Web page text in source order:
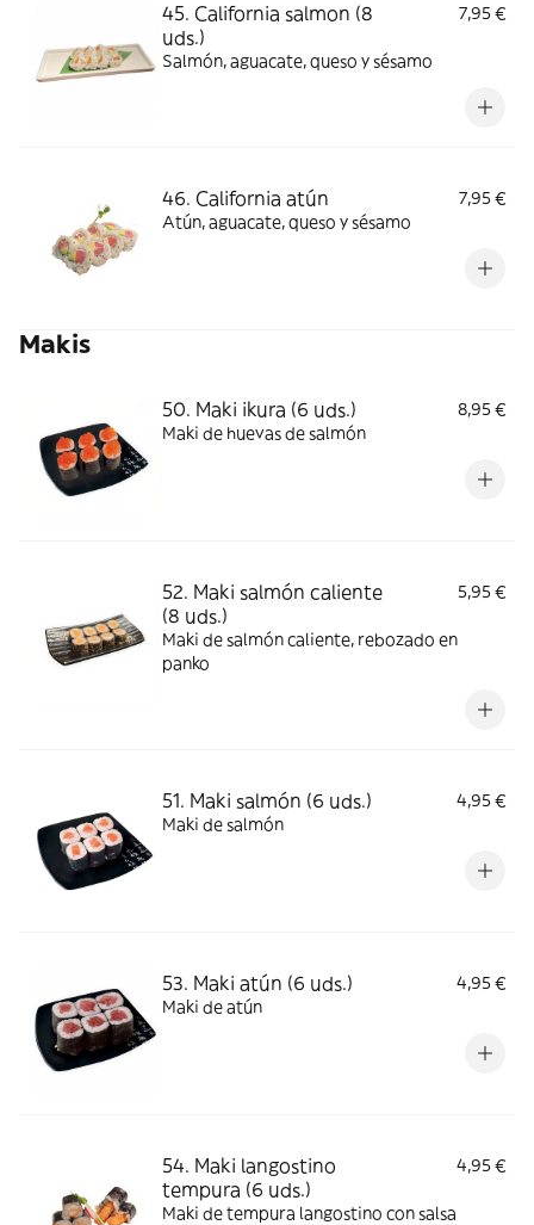
45. California salmon (8
uds.)
7,95 €
Salmón, aguacate, queso y sésamo
46. California atún
7,95 €
Atún, aguacate, queso y sésamo
Makis
50. Maki ikura (6 uds.)
8,95 €
Maki de huevas de salmón
52. Maki salmón caliente
(8 uds.)
5,95 €
Maki de salmón caliente, rebozado en
panko
51. Maki salmón (6 uds.)
4,95 €
Maki de salmón
53. Maki atún (6 uds.)
4,95 €
Maki de atún
54. Maki langostino
tempura (6 uds.)
4,95 €
Maki de tempura langostino con salsa